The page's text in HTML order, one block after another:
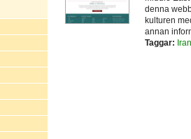
denna
kulturen
annan
Taggar: Iran